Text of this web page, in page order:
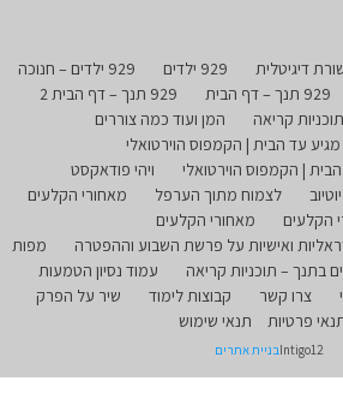
929 ילדים
929 ילדים – חנוכה
929 תנך – דף הבית
929 תנך – דף הבית 2
קריאה
המן ועוד כמה צוררים
עד הבית | הקמפוס הוירטואלי
| הקמפוס הוירטואלי
ויהי פודאקסט
יוטיוב לצמוח מתוך הערפל
מאחורי הקלעים
הקלעים
מאחורי הקלעים
ואישיות על פרשת השבוע וההפטרה
מפות
בתנך – תוכניות קריאה
עמוד נסיון הטמעות
צרו קשר קבוצות לימוד
שיר על הפרק
פרטיות
תנאי שימוש
Intigo12בניית אתרים